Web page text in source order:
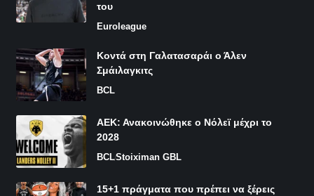
του
Euroleague
Κοντά στη Γαλατασαράι ο Άλεν
Σμάιλαγκιτς
BCL
ΑΕΚ: Ανακοινώθηκε ο Νόλεϊ μέχρι το
2028
BCLStoiximan GBL
15+1 πράγματα που πρέπει να ξέρεις